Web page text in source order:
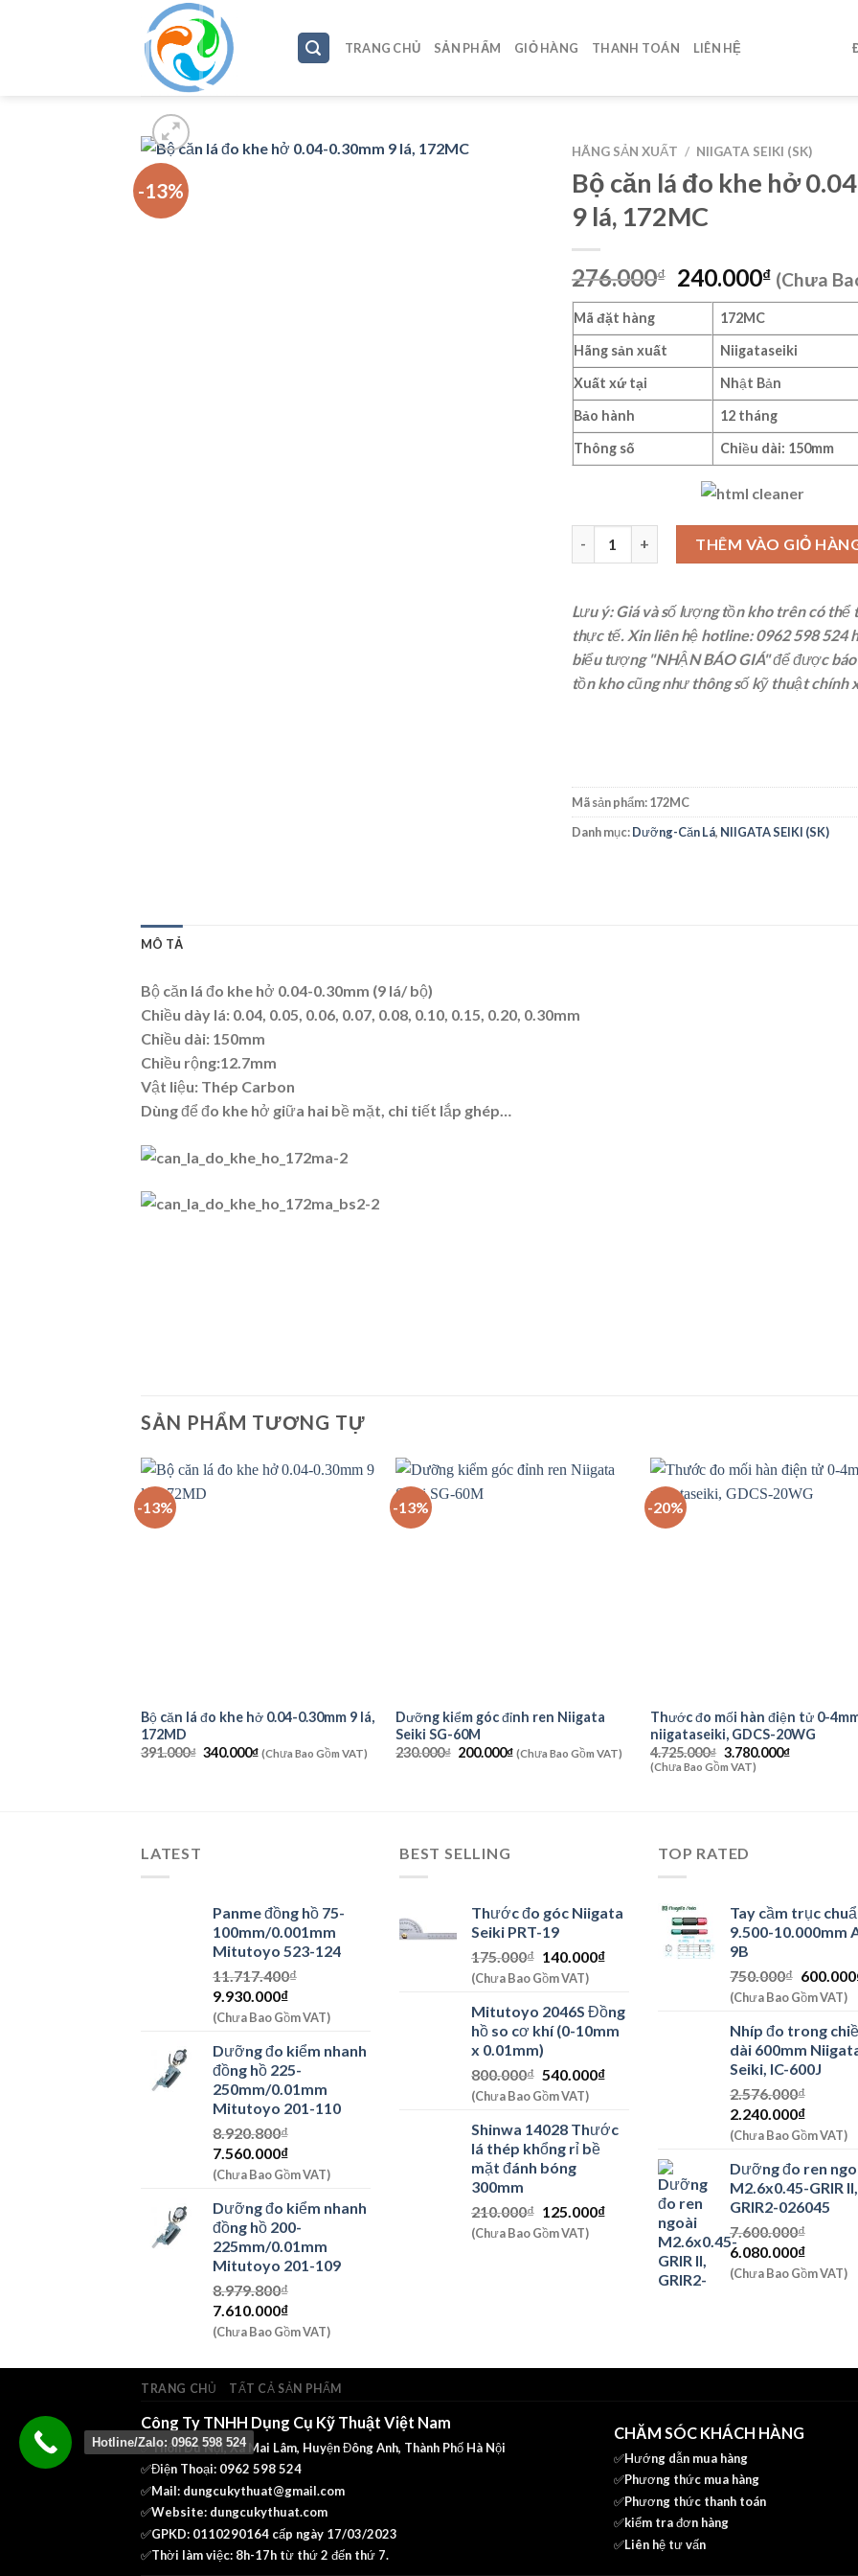
TRANG CHỦ SẢN PHẨM GIỎ HÀNG THANH TOÁN LIÊN HỆ
-13%
HÃNG SẢN XUẤT / NIIGATA SEIKI (SK)
Bộ căn lá đo khe hở
9 lá, 172MC
276.000₫ Giá
gốc
276.000₫.
240.000₫Giá
hiện
là:
(Chưa
Mã đặt hàng
172MC
Hãng sản xuất
Niigataseiki
Xuất xứ tại
Nhật Bản
Bảo hành
12 tháng
Thông số
Chiều dài: 150mm
Bộ căn lá đo khe hở 0.04-0.30mm 9 lá, 172MC
THÊM VÀO GIỎ
Lưu ý: Giá và số lượng tồn kho trên có thể
thực tế. Xin liên hệ hotline: 0962 598 524
biểu tượng "NHẬN BÁO GIÁ" để được
tồn kho cũng như thông số kỹ thuật chính
Mã sản phẩm:172MC
Danh mục:Dưỡng-Căn Lá, NIIGATA SEIKI (SK)
MÔ TẢ
Bộ căn lá đo khe hở 0.04-0.30mm (9 lá/ bộ)
Chiều dày lá: 0.04, 0.05, 0.06, 0.07, 0.08, 0.10, 0.15, 0.20, 0.30mm
Chiều dài: 150mm
Chiều rộng:12.7mm
Vật liệu: Thép Carbon
Dùng để đo khe hở giữa hai bề mặt, chi tiết lắp ghép…
SẢN PHẨM TƯƠNG TỰ
-13%
Bộ căn lá đo khe hở 0.04-0.30mm 9 lá,
172MD
391.000₫ Giá
340.000₫Giá
(Chưa Bao Gồm VAT)
-13%
Dưỡng kiểm góc đỉnh ren Niigata
Seiki SG-60M
230.000₫ Giá
200.000₫Giá
(Chưa Bao Gồm VAT)
-20%
Thước đo mối hàn điện tử 0-
niigataseiki, GDCS-20WG
4.725.000₫ Giá
gốc
3.780.000₫Giá
(Chưa Bao Gồm VAT)
LATEST
Panme đồng hồ 75-
100mm/0.001mm
Mitutoyo 523-124
11.717.400₫
Giá
gốc
11.717.400₫.
9.930.000₫Giá
hiện
là:
9.930.000₫.
(Chưa Bao Gồm VAT)
Dưỡng đo kiểm nhanh
đồng hồ 225-
250mm/0.01mm
Mitutoyo 201-110
8.920.800₫
Giá
gốc
8.920.800₫.
7.560.000₫Giá
hiện
là:
7.560.000₫.
(Chưa Bao Gồm VAT)
Dưỡng đo kiểm nhanh
đồng hồ 200-
225mm/0.01mm
Mitutoyo 201-109
8.979.800₫
Giá
gốc
8.979.800₫.
7.610.000₫Giá
hiện
là:
7.610.000₫.
(Chưa Bao Gồm VAT)
BEST SELLING
Thước đo góc Niigata
Seiki PRT-19
175.000₫ Giá
gốc
175.000₫.
140.000₫Giá
là:
140.000₫.
(Chưa Bao Gồm VAT)
Mitutoyo 2046S Đồng
hồ so cơ khí (0-10mm
x 0.01mm)
800.000₫ Giá
gốc
800.000₫.
540.000₫Giá
là:
(Chưa Bao Gồm VAT)
Shinwa 14028 Thước
lá thép khổng rỉ bề
mặt đánh bóng
300mm
210.000₫ Giá
gốc
125.000₫Giá
125.000₫.
(Chưa Bao Gồm VAT)
TOP RATED
Tay cầm trục
9.500-10.000mm
9B
750.000₫ Giá
gốc
600.000
(Chưa Bao Gồm VAT)
Nhíp đo trong
dài 600mm
Seiki, IC-600J
2.576.000₫
Giá
gốc
2.576.000₫.
2.240.000₫Giá
hiện
là:
(Chưa Bao Gồm VAT)
Dưỡng đo ren
M2.6x0.45-GRIR II,
GRIR2-026045
7.600.000₫
Giá
gốc
6.080.000₫Giá
hiện
(Chưa Bao Gồm VAT)
TRANG CHỦ TẤT CẢ SẢN PHẨM
Công Ty TNHH Dụng Cụ Kỹ Thuật Việt Nam
✅Thôn Du Nội, Xã Mai Lâm, Huyện Đông Anh, Thành Phố Hà Nội
✅Điện Thoại: 0962 598 524
✅Mail: dungcukythuat@gmail.com
✅Website: dungcukythuat.com
✅GPKD: 0110290164 cấp ngày 17/03/2023
✅Thời làm việc: 8h-17h từ thứ 2 đến thứ 7.
CHĂM SÓC KHÁCH HÀNG
✅Hướng dẫn mua hàng
✅Phương thức mua hàng
✅Phương thức thanh toán
✅kiểm tra đơn hàng
✅Liên hệ tư vấn
Hotline/Zalo: 0962 598 524